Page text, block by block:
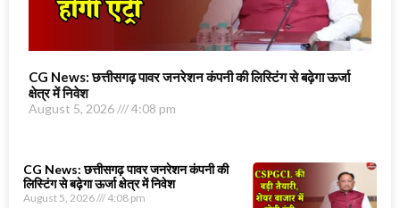
CG News: छत्तीसगढ़ पावर जनरेशन कंपनी की लिस्टिंग से बढ़ेगा ऊर्जा
क्षेत्र में निवेश
August 5, 2026 4:08 pm
CG News: छत्तीसगढ़ पावर जनरेशन कंपनी की
लिस्टिंग से बढ़ेगा ऊर्जा क्षेत्र में निवेश
August 5, 2026 4:08 pm